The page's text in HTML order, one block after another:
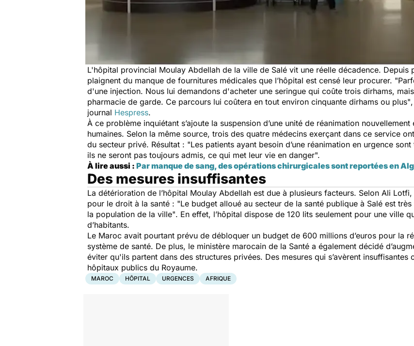
L'hôpital provincial Moulay Abdellah de la ville de Salé vit une réelle décadence. Depuis
plaignent du manque de fournitures médicales que l’hôpital est censé leur procurer.
d'une injection. Nous lui demandons d'acheter une seringue qui coûte trois dirhams,
pharmacie de garde. Ce parcours lui coûtera en tout environ cinquante dirhams ou plus"
journal Hespress.
À ce problème inquiétant s’ajoute la suspension d’une unité de réanimation
humaines. Selon la même source, trois des quatre médecins exerçant dans ce service
du secteur privé. Résultat : "Les patients ayant besoin d’une réanimation en urgence
ils ne seront pas toujours admis, ce qui met leur vie en danger".
À lire aussi : Par manque de sang, des opérations chirurgicales sont reportées en
Des mesures insuffisantes
La détérioration de l’hôpital Moulay Abdellah est due à plusieurs facteurs. Selon Ali
pour le droit à la santé : "Le budget alloué au secteur de la santé publique à Salé est
la population de la ville". En effet, l’hôpital dispose de 120 lits seulement pour une ville
d’habitants.
Le Maroc avait pourtant prévu de débloquer un budget de 600 millions d’euros pour la
système de santé. De plus, le ministère marocain de la Santé a également décidé
éviter qu'ils partent dans des structures privées. Des mesures qui s’avèrent
hôpitaux publics du Royaume.
MAROC HÔPITAL URGENCES AFRIQUE